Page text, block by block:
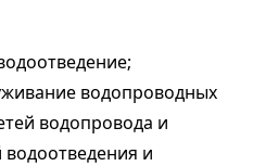
водопроводных
водопровода и
и